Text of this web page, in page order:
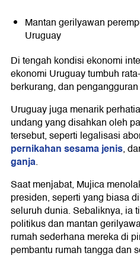
Mantan gerilyawan
Uruguay
Di tengah kondisi ekonomi
ekonomi Uruguay tumbuh
berkurang, dan
Uruguay juga menarik
undang yang disahkan oleh
tersebut, seperti legalisasi
pernikahan sesama jenis,
ganja.
Saat menjabat, Mujica
presiden, seperti yang biasa
seluruh dunia. Sebaliknya, ia
politikus dan mantan
rumah sederhana mereka di
pembantu rumah tangga dan